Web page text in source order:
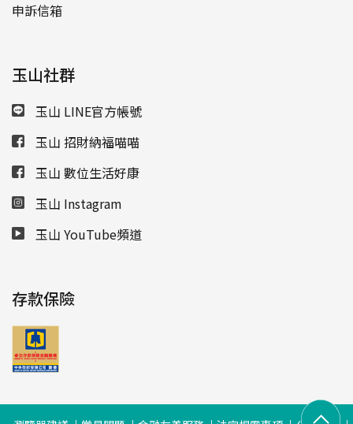
申訴信箱
玉山社群
玉山 LINE官方帳號
玉山 招財納福喵喵
玉山 數位生活好康
玉山 Instagram
玉山 YouTube頻道
存款保險